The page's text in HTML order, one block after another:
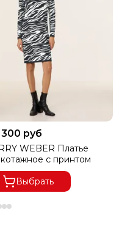
РЕГИОНА ДОСТАВКА
ДОСТАВКА
СУММА ТОВАРА ПРИ
руб
WEBER Платье
с принтом
Выбрать